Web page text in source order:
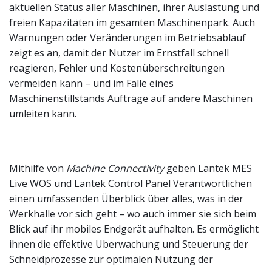
aktuellen Status aller Maschinen, ihrer Auslastung und
freien Kapazitäten im gesamten Maschinenpark. Auch
Warnungen oder Veränderungen im Betriebsablauf
zeigt es an, damit der Nutzer im Ernstfall schnell
reagieren, Fehler und Kostenüberschreitungen
vermeiden kann – und im Falle eines
Maschinenstillstands Aufträge auf andere Maschinen
umleiten kann.
Mithilfe von Machine Connectivitygeben Lantek MES
Live WOS und Lantek Control Panel Verantwortlichen
einen umfassenden Überblick über alles, was in der
Werkhalle vor sich geht – wo auch immer sie sich beim
Blick auf ihr mobiles Endgerät aufhalten. Es ermöglicht
ihnen die effektive Überwachung und Steuerung der
Schneidprozesse zur optimalen Nutzung der